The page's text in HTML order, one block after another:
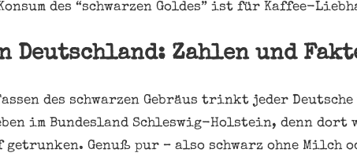
des “schwarzen Goldes” ist für Kaffee-
Deutschland: Zahlen und
des schwarzen Gebräus trinkt jeder
im Bundesland Schleswig-Holstein, denn dort
getrunken. Genuß pur – also schwarz ohne Milch